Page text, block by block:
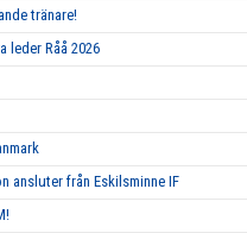
tränare!
leder Råå 2026
ansluter från Eskilsminne IF